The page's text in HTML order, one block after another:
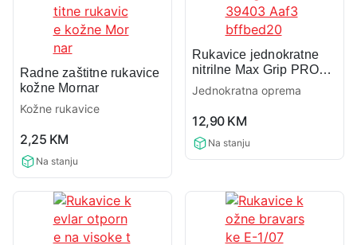
Radne zaštitne rukavice
kožne Mornar
Kožne rukavice
rating
2,25 KM
Na stanju
Rukavice jednokratne
nitrilne Max Grip PRO
50/1
Jednokratna oprema
rating
12,90 KM
Na stanju